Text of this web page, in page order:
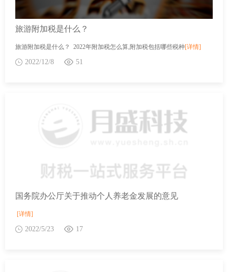
旅游附加税是什么？
旅游附加税是什么？ 2022年附加税怎么算,附加税包括哪些税种[详情]
2022/12/8 51
国务院办公厅关于推动个人养老金发展的意见
[详情]
2022/5/23 17